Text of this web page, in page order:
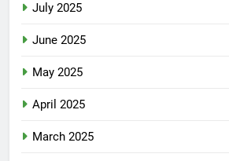
July 2025
June 2025
May 2025
April 2025
March 2025